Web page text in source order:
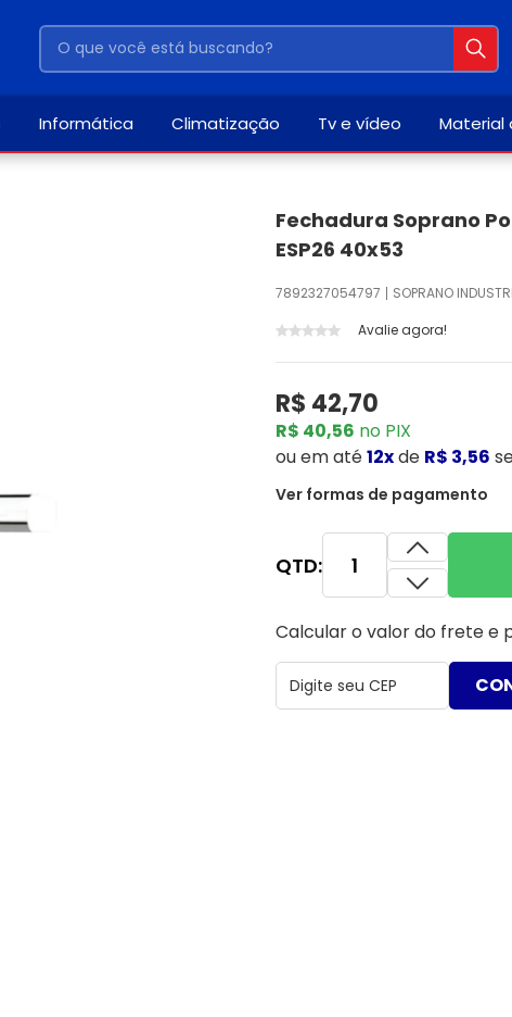
Informática Climatização Tv e vídeo Material
Fechadura Soprano
ESP26 40x53
7892327054797
SOPRANO
Avalie agora!
R$ 42,70
R$ 40,56 no PIX
ouem até12xde R$ 3,56
Ver formas de pagamento
QTD:
Calcular o valor do frete e